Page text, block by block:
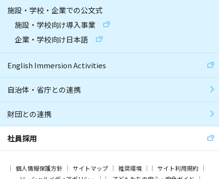
施設・学校・企業での公文式
施設・学校向け導入事業
企業・学校向け日本語
English Immersion Activities
自治体・省庁との連携
財団との連携
社員採用
個人情報保護方針 サイトマップ 推奨環境
サイト利用規約